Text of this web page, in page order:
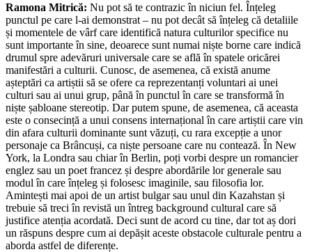
Ramona Mitrică: Nu pot să te contrazic în niciun fel. Înțeleg
punctul pe care l-ai demonstrat – nu pot decât să înțeleg că detaliile
și momentele de vârf care identifică natura culturilor specifice nu
sunt importante în sine, deoarece sunt numai niște borne care indică
drumul spre adevăruri universale care se află în spatele oricărei
manifestări a culturii. Cunosc, de asemenea, că există anume
așteptări ca artiștii să se ofere ca reprezentanți voluntari ai unei
culturi sau ai unui grup, până în punctul în care se transformă în
niște șabloane stereotip. Dar putem spune, de asemenea, că aceasta
este o consecință a unui consens internațional în care artiștii care vin
din afara culturii dominante sunt văzuți, cu rara excepție a unor
personaje ca Brâncuși, ca niște persoane care nu contează. În New
York, la Londra sau chiar în Berlin, poți vorbi despre un romancier
englez sau un poet francez și despre abordările lor generale sau
modul în care înțeleg și folosesc imaginile, sau filosofia lor.
Amintești mai apoi de un artist bulgar sau unul din Kazahstan și
trebuie să treci în revistă un întreg background cultural care să
justifice atenția acordată. Deci sunt de acord cu tine, dar tot aș dori
un răspuns despre cum ai depășit aceste obstacole culturale pentru a
aborda astfel de diferențe.